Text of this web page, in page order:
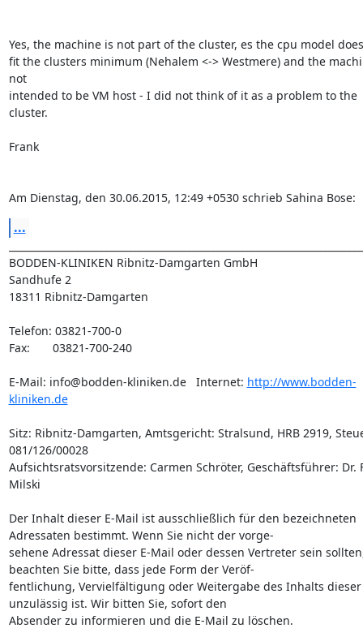
Yes, the machine is not part of the cluster, es the cpu model
fit the clusters minimum (Nehalem <-> Westmere) and the
not
intended to be VM host - I did not think of it as a problem to the
cluster.
Frank
Am Dienstag, den 30.06.2015, 12:49 +0530 schrieb Sahina Bose:
...
BODDEN-KLINIKEN Ribnitz-Damgarten GmbH
Sandhufe 2
18311 Ribnitz-Damgarten
Telefon: 03821-700-0
Fax:       03821-700-240
E-Mail: info@bodden-kliniken.de   Internet: http://www.bodden-
kliniken.de
Sitz: Ribnitz-Damgarten, Amtsgericht: Stralsund, HRB 2919,
081/126/00028
Aufsichtsratsvorsitzende: Carmen Schröter, Geschäftsführer: Dr.
Milski
Der Inhalt dieser E-Mail ist ausschließlich für den bezeichneten
Adressaten bestimmt. Wenn Sie nicht der vorge-
sehene Adressat dieser E-Mail oder dessen Vertreter sein
beachten Sie bitte, dass jede Form der Veröf-
fentlichung, Vervielfältigung oder Weitergabe des Inhalts dieser
unzulässig ist. Wir bitten Sie, sofort den
Absender zu informieren und die E-Mail zu löschen.